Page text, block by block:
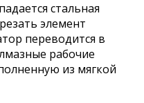
стальная
элемент
переводится в
рабочие
из мягкой